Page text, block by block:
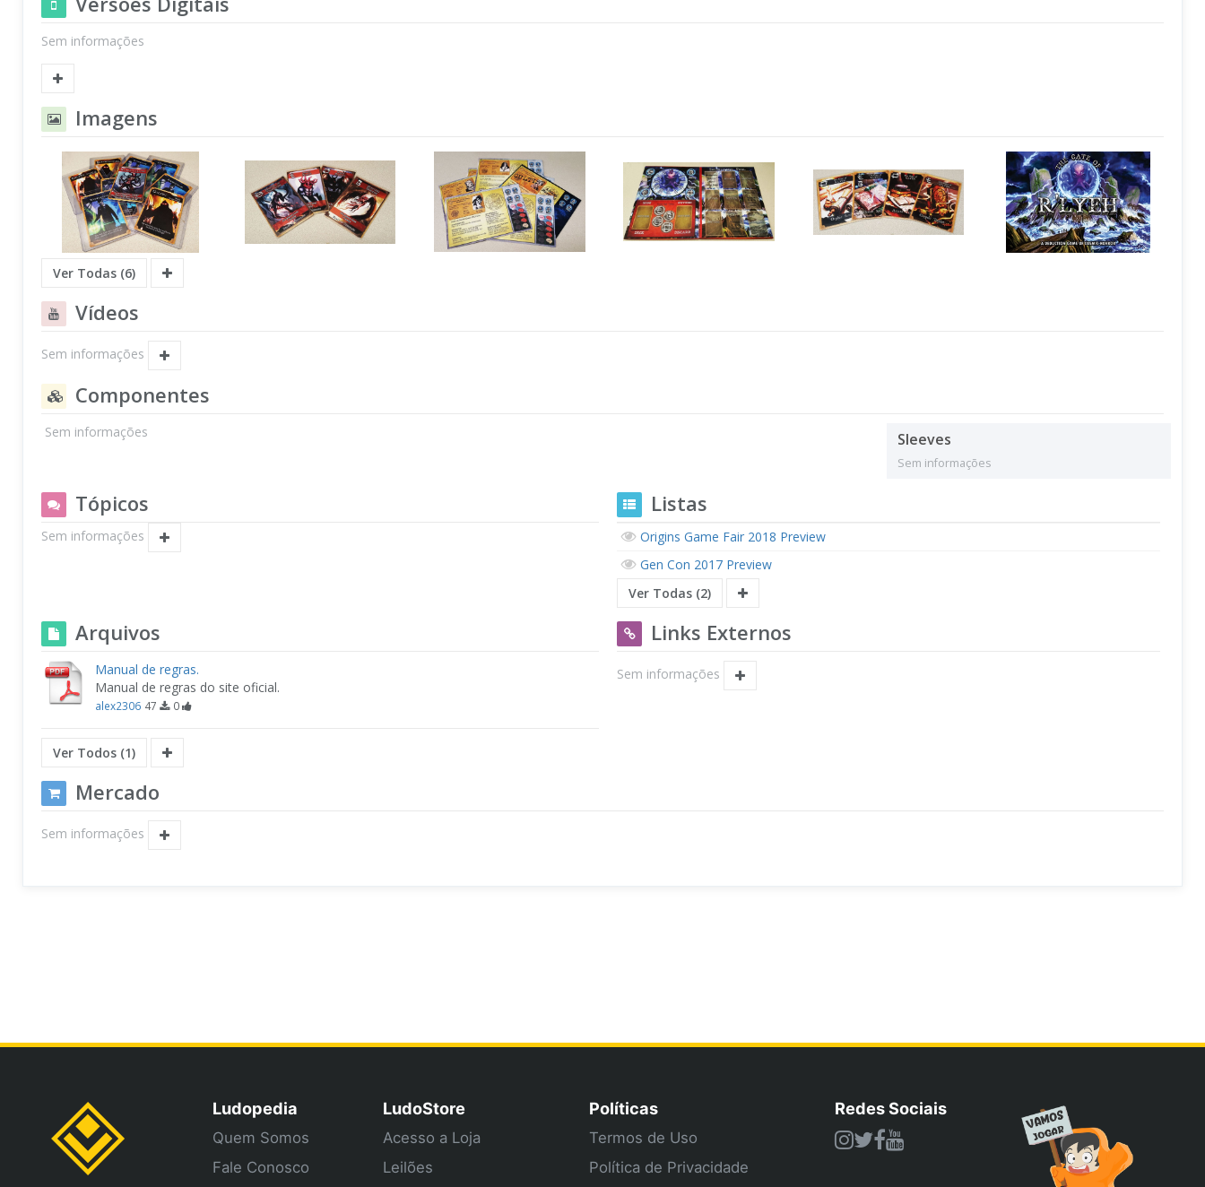
Sem informações
Imagens
Ver Todas (6)
Vídeos
Sem informações
Componentes
Sem informações Sleeves
Sem informações
Tópicos
Sem informações
Listas
Origins Game Fair 2018 Preview
Gen Con 2017 Preview
Ver Todas (2)
Arquivos
Manual de regras.
Manual de regras do site oficial.
alex2306 47 0
Ver Todos (1)
Links Externos
Sem informações
Mercado
Sem informações
Ludopedia
Quem Somos
Fale Conosco
LudoStore
Acesso a Loja
Leilões
Políticas
Termos de Uso
Política de Privacidade
Redes Sociais